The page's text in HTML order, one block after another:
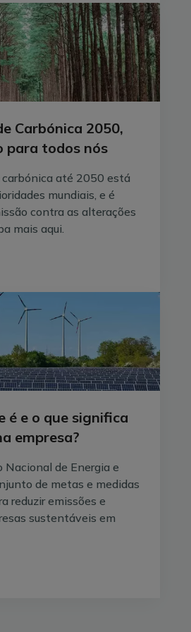
podem diminuir até 70% a
face à rede, o que se traduz
da energia.
energética, seja ao nível da
energia e do reforço da
a longo prazo e cujos
imediato. E, se neste momento
num futuro próximo pode estar
As práticas
são cada vez mais tidas
na altura de atribuir viabilidade
possível apenas em
sustentáveis do ponto de
implica normalmente
Carbónica 2050,
para todos nós
até 2050 está
mundiais, e é
contra as alterações
mais aqui.
é e o que significa
empresa?
Nacional de Energia e
de metas e medidas
reduzir emissões e
sustentáveis em